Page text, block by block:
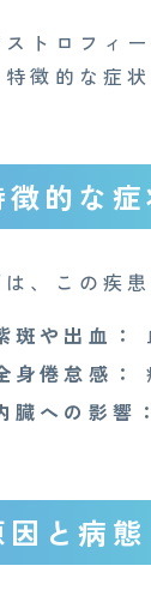
ストロフィ
特徴的な症
徴的な症
、この疾
斑や出血：
身倦怠感：
臓への影響：
因と病態